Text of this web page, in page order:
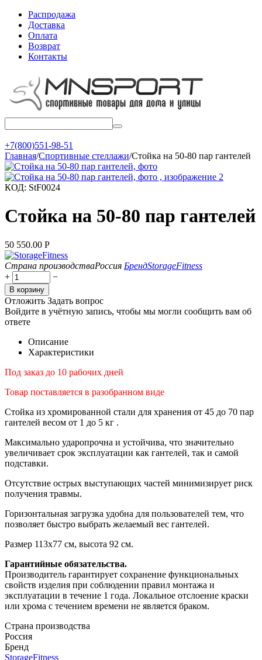
Распродажа
Доставка
Оплата
Возврат
Контакты
+7(800)551-98-51
Главная/Спортивные стеллажи/Стойка на 50-80 пар гантелей
КОД: StF0024
Стойка на 50-80 пар гантелей
50 550.00 Р
Страна производстваРоссия БрендStorageFitness
+
−
В корзину
Отложить Задать вопрос
Войдите в учётную запись, чтобы мы могли сообщить вам об
ответе
Описание
Характеристики
Под заказ до 10 рабочих дней
Товар поставляется в разобранном виде
Стойка из хромированной стали для хранения от 45 до 70 пар
гантелей весом от 1 до 5 кг .
Максимально ударопрочна и устойчива, что значительно
увеличивает срок эксплуатации как гантелей, так и самой
подставки.
Отсутствие острых выступающих частей минимизирует риск
получения травмы.
Горизонтальная загрузка удобна для пользователей тем, что
позволяет быстро выбрать желаемый вес гантелей.
Размер 113x77 см, высота 92 см.
Гарантийные обязательства.
Производитель гарантирует сохранение функциональных
свойств изделия при соблюдении правил монтажа и
эксплуатации в течение 1 года. Локальное отслоение краски
или хрома с течением времени не является браком.
Страна производства
Россия
Бренд
StorageFitness